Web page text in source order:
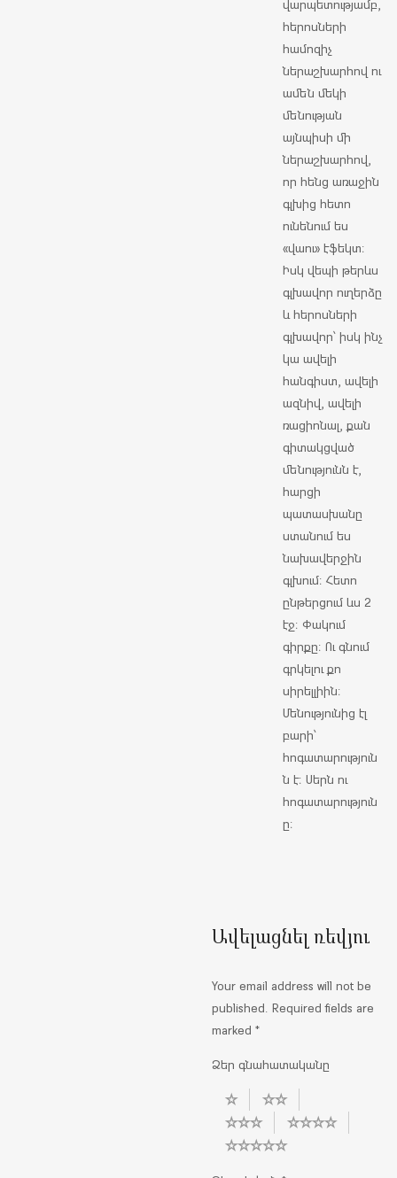
վարպետությամբ,
հերոսների
համոզիչ
ներաշխարհով ու
ամեն մեկի
մենության
այնպիսի մի
ներաշխարհով,
որ հենց առաջին
գլխից հետո
ունենում ես
«վաու» էֆեկտ։
Իսկ վեպի թերևս
գլխավոր ուղերձը
և հերոսների
գլխավոր՝ իսկ ինչ
կա ավելի
հանգիստ, ավելի
ազնիվ, ավելի
ռացիոնալ, քան
գիտակցված
մենությունն է,
հարցի
պատասխանը
ստանում ես
նախավերջին
գլխում։ Հետո
ընթերցում ևս 2
էջ։ Փակում
գիրքը։ Ու գնում
գրկելու քո
սիրելլիին։
Մենությունից էլ
բարի՝
հոգատարություն
ն է։ Սերն ու
հոգատարություն
ը։
Ավելացնել ռեվյու
Your email address will not be
published. Required fields are
marked *
Ձեր գնահատականը